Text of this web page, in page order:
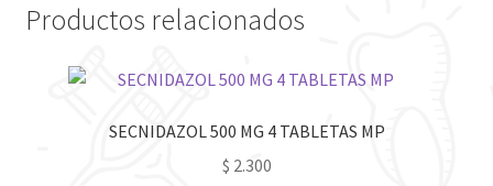
Productos relacionados
SECNIDAZOL 500 MG 4 TABLETAS MP
$ 2.300